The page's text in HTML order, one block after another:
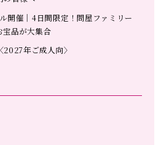
開催｜4日間限定！問屋ファミリー
宝品が大集合
年ご成人向〉